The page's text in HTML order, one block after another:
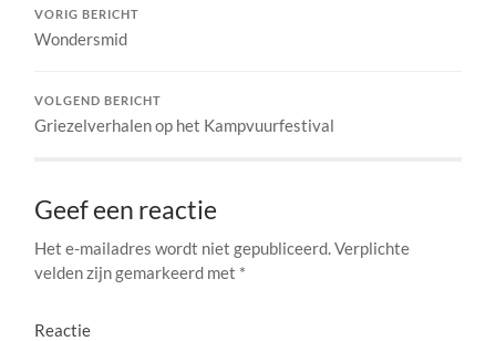
VORIG BERICHT
Wondersmid
VOLGEND BERICHT
Griezelverhalen op het Kampvuurfestival
Geef een reactie
Het e-mailadres wordt niet gepubliceerd. Verplichte
velden zijn gemarkeerd met *
Reactie